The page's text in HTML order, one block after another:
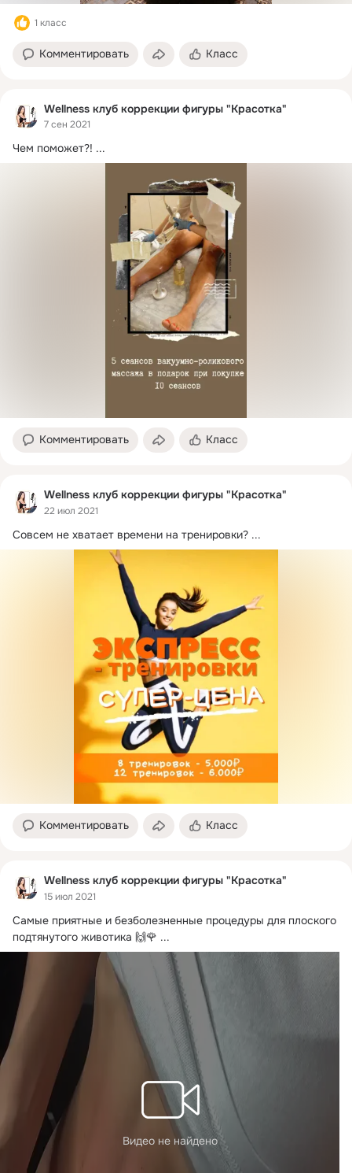
1 класс
Комментировать Класс
Wellness клуб коррекции фигуры "Красоткa"
7 сен 2021
Чем поможет?! ...
Комментировать Класс
Wellness клуб коррекции фигуры "Красоткa"
22 июл 2021
Совсем не хватает времени на тренировки? ...
Комментировать Класс
Wellness клуб коррекции фигуры "Красоткa"
15 июл 2021
Самые приятные и безболезненные процедуры для плоского
подтянутого животика 🙌🌹 ...
Видео не найдено